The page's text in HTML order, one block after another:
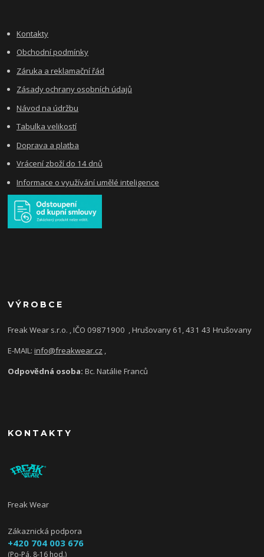
Kontakty
Obchodní podmínky
Záruka a reklamační řád
Zásady ochrany osobních údajů
Návod na údržbu
Tabulka velikostí
Doprava a platba
Vrácení zboží do 14 dnů
Informace o využívání umělé inteligence
VÝROBCE
Freak Wear s.r.o. , IČO 09871900 , Hrušovany 61, 431 43 Hrušovany
E-MAIL:info@freakwear.cz ,
Odpovědná osoba:Bc. Natálie Franců
KONTAKTY
Freak Wear
Zákaznická podpora
+420 704 003 676
(Po-Pá, 8-16 hod.)